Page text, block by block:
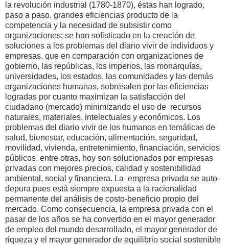
la revolución industrial (1780-1870), éstas han logrado,
paso a paso, grandes eficiencias producto de la
competencia y la necesidad de subsistir como
organizaciones; se han sofisticado en la creación de
soluciones a los problemas del diario vivir de individuos y
empresas, que en comparación con organizaciones de
gobierno, las repúblicas, los imperios, las monarquías,
universidades, los estados, las comunidades y las demás
organizaciones humanas, sobresalen por las eficiencias
logradas por cuanto maximizan la satisfacción del
ciudadano (mercado) minimizando el uso de recursos
naturales, materiales, intelectuales y económicos. Los
problemas del diario vivir de los humanos en temáticas de
salud, bienestar, educación, alimentación, seguridad,
movilidad, vivienda, entretenimiento, financiación, servicios
públicos, entre otras, hoy son solucionados por empresas
privadas con mejores precios, calidad y sostenibilidad
ambiental, social y financiera. La empresa privada se auto-
depura pues está siempre expuesta a la racionalidad
permanente del análisis de costo-beneficio propio del
mercado. Como consecuencia, la empresa privada con el
pasar de los años se ha convertido en el mayor generador
de empleo del mundo desarrollado, el mayor generador de
riqueza y el mayor generador de equilibrio social sostenible